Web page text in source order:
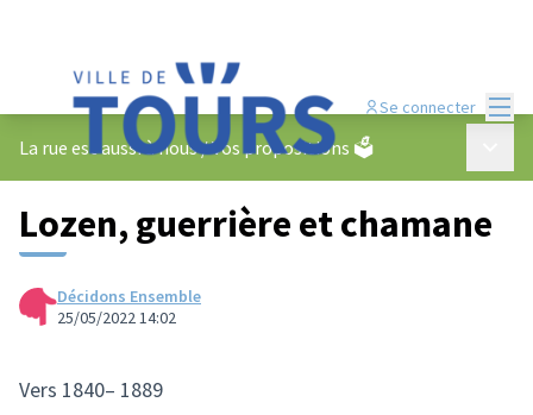
Se connecter
La rue est aussi à nous/Vos propositions 🗳️
Lozen, guerrière et chamane
Décidons Ensemble
25/05/2022 14:02
Vers 1840– 1889